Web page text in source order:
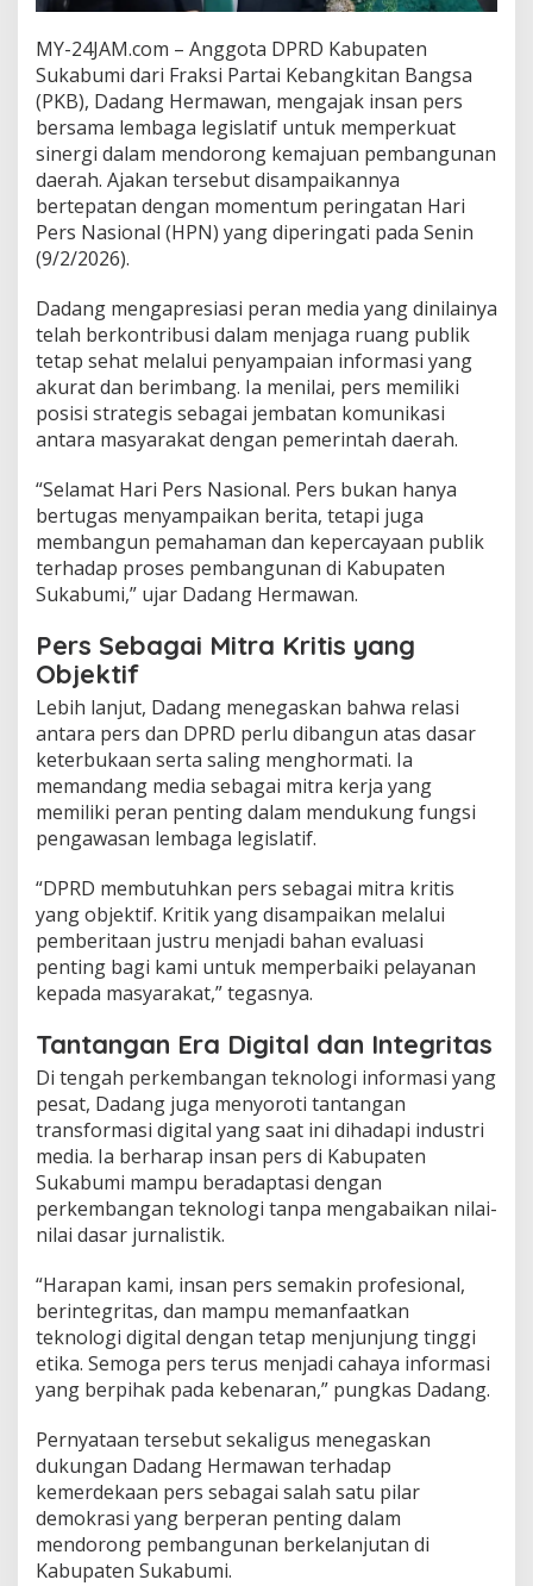
D
u
k
a
b
u
m
i
D
o
g
K
o
l
a
b
o
a
s
i
d
e
n
a
n
n
s
a
n
P
e
s
MY-24JAM.com – Anggota DPRD Kabupaten
Sukabumi dari Fraksi Partai Kebangkitan Bangsa
(PKB), Dadang Hermawan, mengajak insan pers
bersama lembaga legislatif untuk memperkuat
sinergi dalam mendorong kemajuan pembangunan
daerah. Ajakan tersebut disampaikannya
bertepatan dengan momentum peringatan Hari
Pers Nasional (HPN) yang diperingati pada Senin
(9/2/2026).
Dadang mengapresiasi peran media yang dinilainya
telah berkontribusi dalam menjaga ruang publik
tetap sehat melalui penyampaian informasi yang
akurat dan berimbang. Ia menilai, pers memiliki
posisi strategis sebagai jembatan komunikasi
antara masyarakat dengan pemerintah daerah.
“Selamat Hari Pers Nasional. Pers bukan hanya
bertugas menyampaikan berita, tetapi juga
membangun pemahaman dan kepercayaan publik
terhadap proses pembangunan di Kabupaten
Sukabumi,” ujar Dadang Hermawan.
Pers Sebagai Mitra Kritis yang
Objektif
Lebih lanjut, Dadang menegaskan bahwa relasi
antara pers dan DPRD perlu dibangun atas dasar
keterbukaan serta saling menghormati. Ia
memandang media sebagai mitra kerja yang
memiliki peran penting dalam mendukung fungsi
pengawasan lembaga legislatif.
“DPRD membutuhkan pers sebagai mitra kritis
yang objektif. Kritik yang disampaikan melalui
pemberitaan justru menjadi bahan evaluasi
penting bagi kami untuk memperbaiki pelayanan
kepada masyarakat,” tegasnya.
Tantangan Era Digital dan Integritas
Di tengah perkembangan teknologi informasi yang
pesat, Dadang juga menyoroti tantangan
transformasi digital yang saat ini dihadapi industri
media. Ia berharap insan pers di Kabupaten
Sukabumi mampu beradaptasi dengan
perkembangan teknologi tanpa mengabaikan nilai-
nilai dasar jurnalistik.
“Harapan kami, insan pers semakin profesional,
berintegritas, dan mampu memanfaatkan
teknologi digital dengan tetap menjunjung tinggi
etika. Semoga pers terus menjadi cahaya informasi
yang berpihak pada kebenaran,” pungkas Dadang.
Pernyataan tersebut sekaligus menegaskan
dukungan Dadang Hermawan terhadap
kemerdekaan pers sebagai salah satu pilar
demokrasi yang berperan penting dalam
mendorong pembangunan berkelanjutan di
Kabupaten Sukabumi.